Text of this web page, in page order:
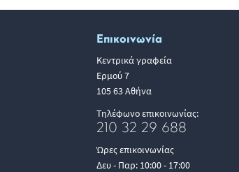
Επικοινωνία
Κεντρικά γραφεία
Ερμού 7
105 63 Αθήνα
Τηλέφωνο επικοινωνίας:
210 32 29 688
Ώρες επικοινωνίας
Δευ - Παρ: 10:00 - 17:00